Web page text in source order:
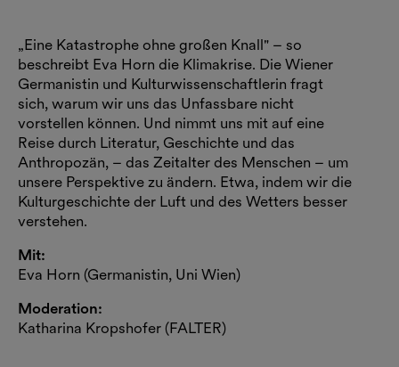
„Eine Katastrophe ohne großen Knall" – so
beschreibt Eva Horn die Klimakrise. Die Wiener
Germanistin und Kulturwissenschaftlerin fragt
sich, warum wir uns das Unfassbare nicht
vorstellen können. Und nimmt uns mit auf eine
Reise durch Literatur, Geschichte und das
Anthropozän, – das Zeitalter des Menschen – um
unsere Perspektive zu ändern. Etwa, indem wir die
Kulturgeschichte der Luft und des Wetters besser
verstehen.
Mit:
Eva Horn (Germanistin, Uni Wien)
Moderation:
Katharina Kropshofer (FALTER)